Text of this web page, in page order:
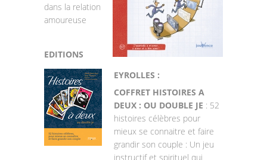
dans la relation
amoureuse
EDITIONS
EYROLLES :
COFFRET HISTOIRES A
DEUX : OU DOUBLE JE : 52
histoires célèbres pour
mieux se connaitre et faire
grandir son couple : Un jeu
instructif et spirituel qui